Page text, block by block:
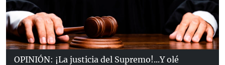
OPINIÓN: ¡La justicia del Supremo!...Y olé